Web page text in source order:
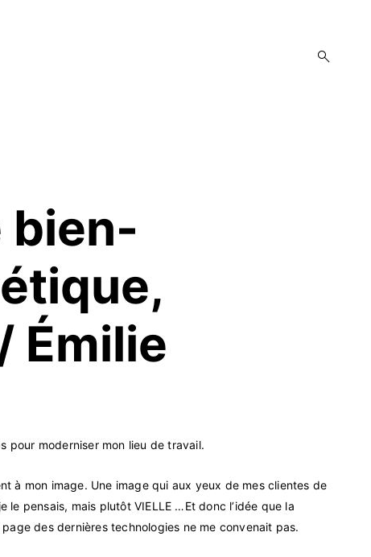
bien-
Émilie
pour moderniser mon lieu de travail.
à mon image. Une image qui aux yeux de mes clientes de
le pensais, mais plutôt VIELLE …Et donc l’idée que la
des dernières technologies ne me convenait pas.